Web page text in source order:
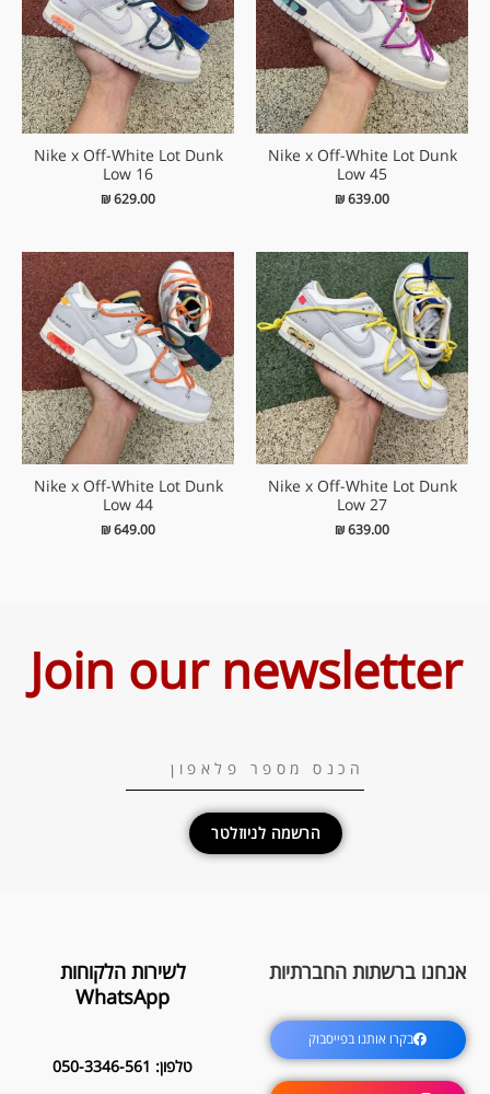
Nike x Off-White Lot Dunk
Low 45
₪639.00
Nike x Off-White Lot Dunk
Low 16
₪629.00
Nike x Off-White Lot Dunk
Low 27
₪639.00
Nike x Off-White Lot Dunk
Low 44
₪649.00
Join our newsletter
הרשמה לניוזלטר
אנחנו ברשתות החברתיות
בקרו אותנו בפייסבוק
לשירות הלקוחות
WhatsApp
טלפון: 050-3346-561